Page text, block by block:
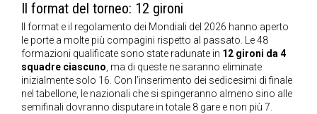
Il format del torneo: 12 gironi
Il format e il regolamento dei Mondiali del 2026 hanno aperto
le porte a molte più compagini rispetto al passato. Le 48
formazioni qualificate sono state radunate in 12 gironi da 4
squadre ciascuno, ma di queste ne saranno eliminate
inizialmente solo 16. Con l’inserimento dei sedicesimi di finale
nel tabellone, le nazionali che si spingeranno almeno sino alle
semifinali dovranno disputare in totale 8 gare e non più 7.